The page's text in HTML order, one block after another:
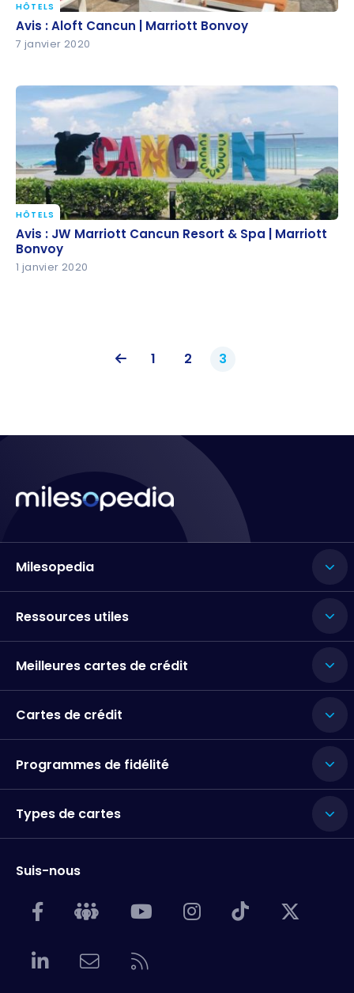
Avis : Aloft Cancun | Marriott Bonvoy
HÔTELS
Avis : Aloft Cancun | Marriott Bonvoy
7 janvier 2020
Avis : JW Marriott Cancun Resort & Spa | Marriott
Bonvoy
HÔTELS
Avis : JW Marriott Cancun Resort & Spa | Marriott
Bonvoy
1 janvier 2020
1 2 3
Milesopedia
Ressources utiles
Meilleures cartes de crédit
Cartes de crédit
Programmes de fidélité
Types de cartes
Suis-nous